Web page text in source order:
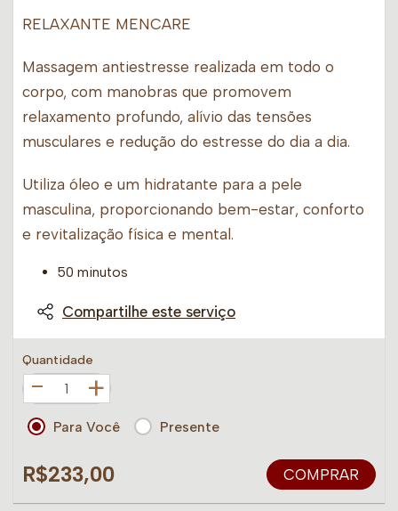
RELAXANTE MENCARE
Massagem antiestresse realizada em todo o
corpo, com manobras que promovem
relaxamento profundo, alívio das tensões
musculares e redução do estresse do dia a dia.
Utiliza óleo e um hidratante para a pele
masculina, proporcionando bem-estar, conforto
e revitalização física e mental.
50 minutos
Compartilhe este serviço
Quantidade
+
Para Você Presente
R$233,00 COMPRAR